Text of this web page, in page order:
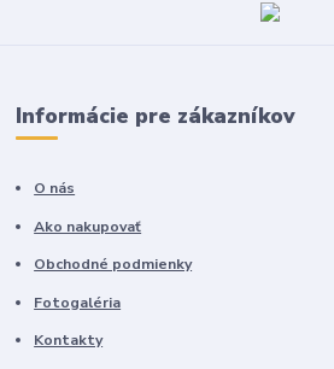
Informácie pre zákazníkov
O nás
Ako nakupovať
Obchodné podmienky
Fotogaléria
Kontakty